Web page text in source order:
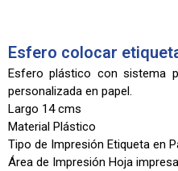
Esfero colocar
Esfero plástico con sistema
personalizada en papel.
Largo 14 cms
Material Plástico
Tipo de Impresión Etiqueta en
Área de Impresión Hoja